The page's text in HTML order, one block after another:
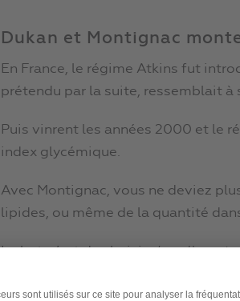
Dukan et Montignac
En France, le régime Atkins fut
prétendu par la suite, ressemblait à
Puis vinrent les années 2000 et le
index glycémique.
Avec Montignac, vous ne deviez
lipides, ou même de la quantité
Le but, c’est de choisirdes aliments